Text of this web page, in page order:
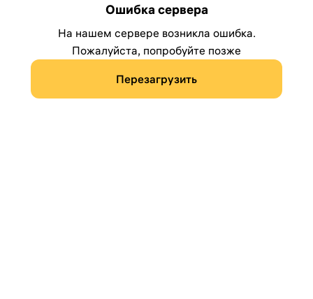
Ошибка сервера
На нашем сервере возникла ошибка.
Пожалуйста, попробуйте позже
Перезагрузить